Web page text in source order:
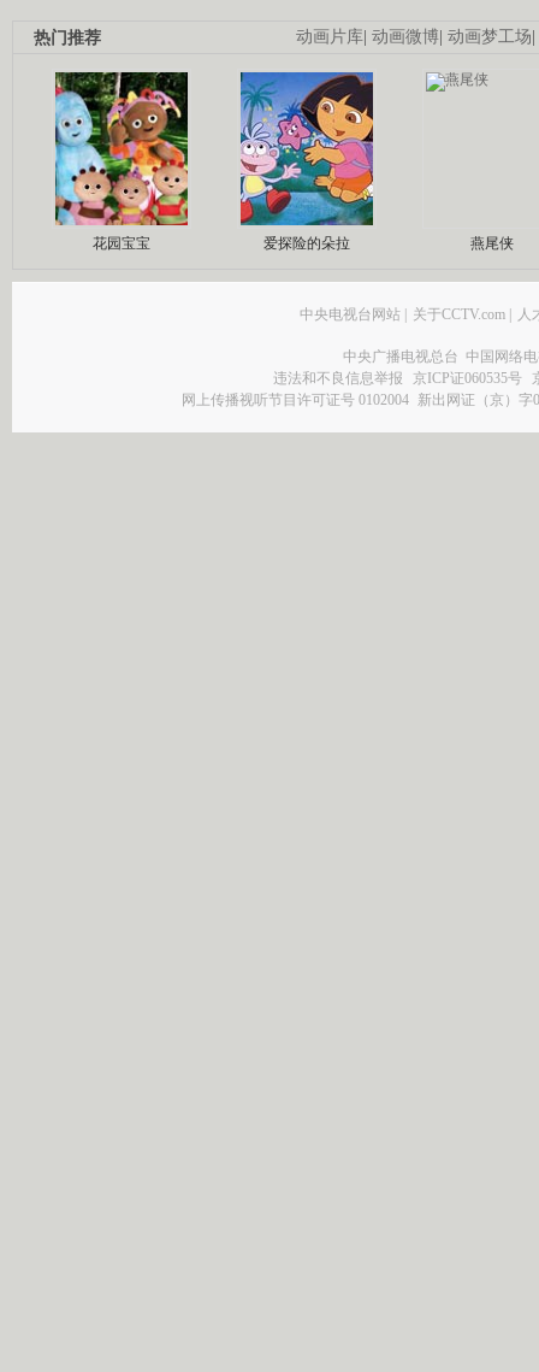
动画片库| 动画微博| 动画梦工场|
热门推荐
花园宝宝 爱探险的朵拉 燕尾侠
中央电视台网站 | 关于CCTV.com | 人
中央广播电视总台 中国网络
违法和不良信息举报
京ICP证060535号
网上传播视听节目许可证号 0102004 新出网证（京）